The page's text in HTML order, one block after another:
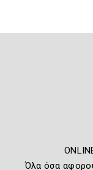
Όλα όσα